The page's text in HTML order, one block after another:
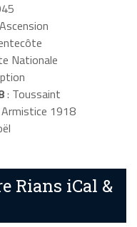
Nationale
: Toussaint
1918
Rians iCal &